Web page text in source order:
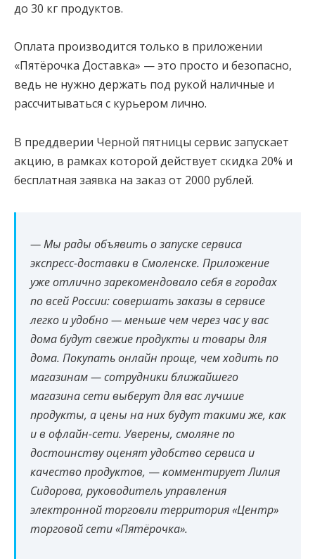
до 30 кг продуктов.
Оплата производится только в приложении
«Пятёрочка Доставка» — это просто и безопасно,
ведь не нужно держать под рукой наличные и
рассчитываться с курьером лично.
В преддверии Черной пятницы сервис запускает
акцию, в рамках которой действует скидка 20% и
бесплатная заявка на заказ от 2000 рублей.
— Мы рады объявить о запуске сервиса
экспресс-доставки в Смоленске. Приложение
уже отлично зарекомендовало себя в городах
по всей России: совершать заказы в сервисе
легко и удобно — меньше чем через час у вас
дома будут свежие продукты и товары для
дома. Покупать онлайн проще, чем ходить по
магазинам — сотрудники ближайшего
магазина сети выберут для вас лучшие
продукты, а цены на них будут такими же, как
и в офлайн-сети. Уверены, смоляне по
достоинству оценят удобство сервиса и
качество продуктов, —комментируетЛилия
Сидорова, руководитель управления
электронной торговли территория «Центр»
торговой сети «Пятёрочка».